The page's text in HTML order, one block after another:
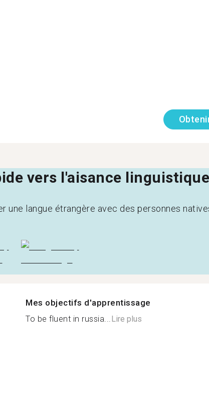
vers l'aisance
langue étrangère avec des personnes
Mes objectifs d'apprentissage
To be fluent in russia... Lire plus